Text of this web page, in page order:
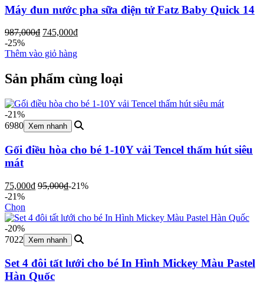
Máy đun nước pha sữa điện tử Fatz Baby Quick 14
987,000₫ Giá
là:
745,000₫Giá
745,000₫.
-25%
Thêm vào giỏ hàng
Sản phẩm cùng loại
-21%
6980 Xem nhanh
Gối điều hòa cho bé 1-10Y vải Tencel thấm hút siêu
mát
75,000₫ 95,000₫-21%
-21%
Chọn
-20%
7022 Xem nhanh
Set 4 đôi tất lưới cho bé In Hình Mickey Màu Pastel
Hàn Quốc